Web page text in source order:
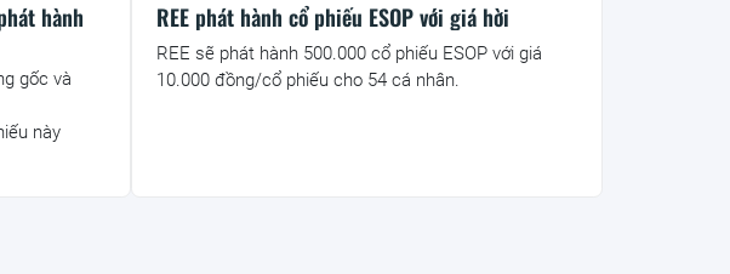
hành
gốc và
này
REE phát hành cổ phiếu ESOP với giá hời
REE sẽ phát hành 500.000 cổ phiếu ESOP với giá
10.000 đồng/cổ phiếu cho 54 cá nhân.